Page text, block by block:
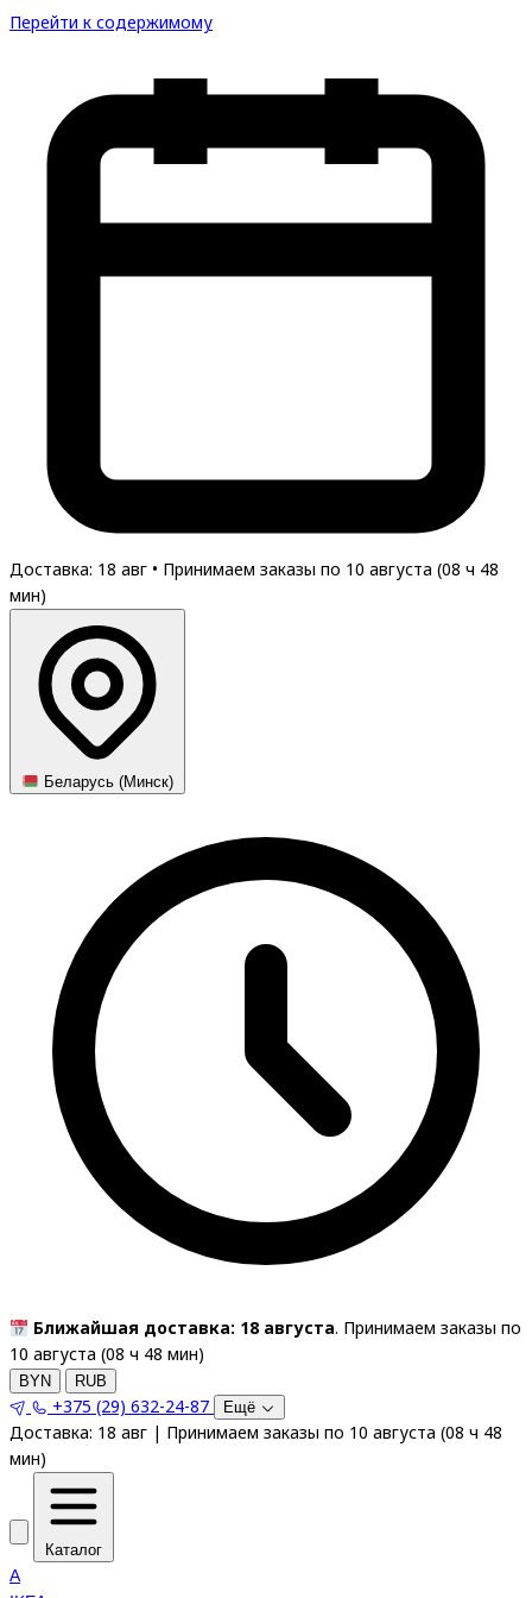
Перейти к содержимому
Доставка: 18 авг • Принимаем заказы по 10 августа (08 ч 48
мин)
Беларусь (Минск)
Ближайшая доставка: 18 августа. Принимаем заказы по
10 августа (08 ч 48 мин)
BYN RUB
+375 (29) 632-24-87 Ещё
Доставка: 18 авг | Принимаем заказы по 10 августа (08 ч 48
мин)
Каталог
A